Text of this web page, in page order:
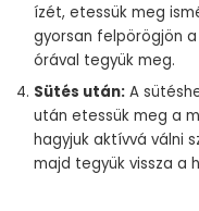
ízét, etessük meg
gyorsan felpörögjön
órával tegyük meg.
Sütés után: A
után etessük meg a
hagyjuk aktívvá válni
majd tegyük vissza a